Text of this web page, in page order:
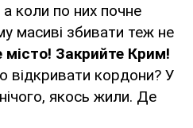
а коли по них почне
масиві збивати теж не
місто! Закрийте Крим!
відкривати кордони? У
якось жили. Де